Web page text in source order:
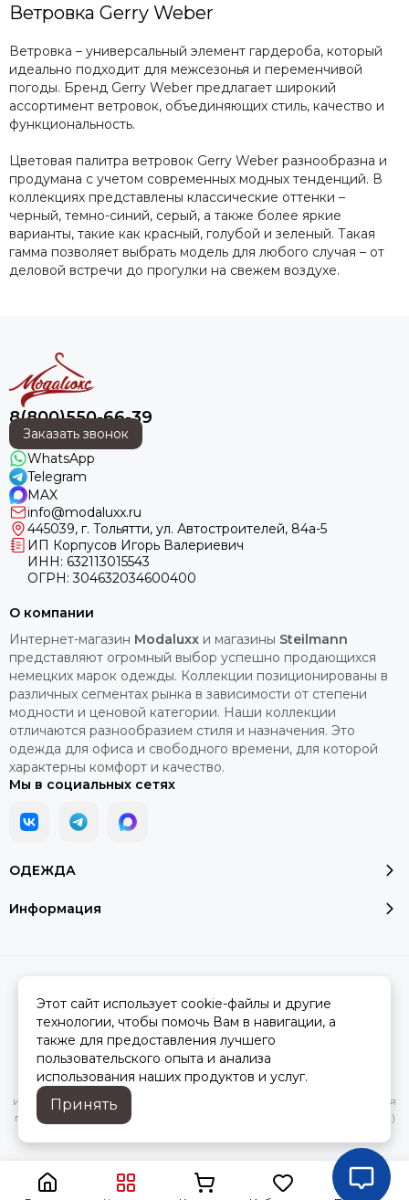
Ветровка Gerry Weber
Ветровка – универсальный элемент гардероба, который
идеально подходит для межсезонья и переменчивой
погоды. Бренд Gerry Weber предлагает широкий
ассортимент ветровок, объединяющих стиль, качество и
функциональность.
Цветовая палитра ветровок Gerry Weber разнообразна и
продумана с учетом современных модных тенденций. В
коллекциях представлены классические оттенки –
черный, темно-синий, серый, а также более яркие
варианты, такие как красный, голубой и зеленый. Такая
гамма позволяет выбрать модель для любого случая – от
деловой встречи до прогулки на свежем воздухе.
8(800)550-66-39
Заказать звонок
WhatsApp
Telegram
MAX
info@modaluxx.ru
445039, г. Тольятти, ул. Автостроителей, 84а-5
ИП Корпусов Игорь Валериевич
ИНН: 632113015543
ОГРН: 304632034600400
ОДЕЖДА
Информация
О компании
Интернет-магазин Modaluxx и магазины Steilmann
представляют огромный выбор успешно продающихся
немецких марок одежды. Коллекции позиционированы в
различных сегментах рынка в зависимости от степени
модности и ценовой категории. Наши коллекции
отличаются разнообразием стиля и назначения. Это
одежда для офиса и свободного времени, для которой
характерны комфорт и качество.
Мы в социальных сетях
Сделано вMOSK.STUDIOдля платформы InSales
характеристик, стоимости товаров и услуг, носит
информационный характер и ни при каких условиях не является
публичной офертой, определяемой положениями Статьи 437(2)
Этот сайт использует cookie-файлы и другие
технологии, чтобы помочь Вам в навигации, а
также для предоставления лучшего
пользовательского опыта и анализа
использования наших продуктов и услуг.
Принять